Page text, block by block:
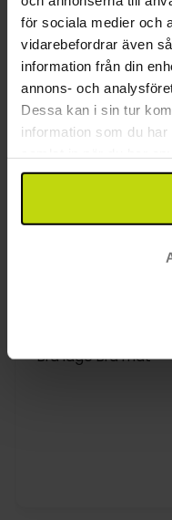
för sociala medier och
vidarebefordrar även
information från din
annons- och
Dessa kan i sin tur
information som du
Restaurang
Bar
Hotellet väljer
Rum
Hund: 250 DKK
Bra läge Bra mat